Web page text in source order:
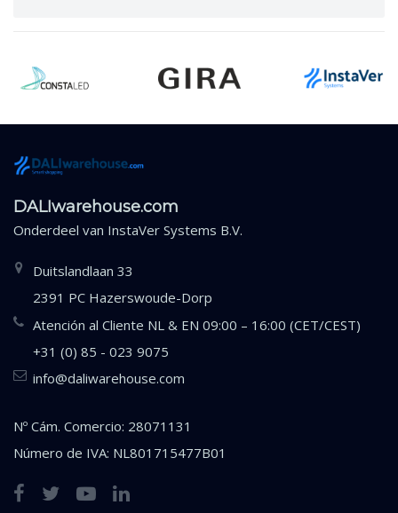
DALIwarehouse.com
Onderdeel van InstaVer Systems B.V.
Duitslandlaan 33
2391 PC Hazerswoude-Dorp
Atención al Cliente NL & EN 09:00 – 16:00 (CET/CEST)
+31 (0) 85 - 023 9075
info@daliwarehouse.com
Nº Cám. Comercio: 28071131
Número de IVA: NL801715477B01